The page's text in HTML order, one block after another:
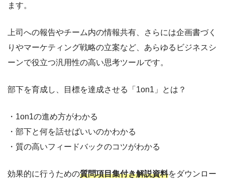
ます。
上司への報告やチーム内の情報共有、さらには企画書づく
りやマーケティング戦略の立案など、あらゆるビジネスシ
ーンで役立つ汎用性の高い思考ツールです。
部下を育成し、目標を達成させる「1on1」とは？
・1on1の進め方がわかる
・部下と何を話せばいいのかわかる
・質の高いフィードバックのコツがわかる
効果的に行うための質問項目集付き解説資料をダウンロー